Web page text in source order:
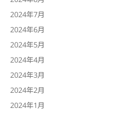
2024年7月
2024年6月
2024年5月
2024年4月
2024年3月
2024年2月
2024年1月